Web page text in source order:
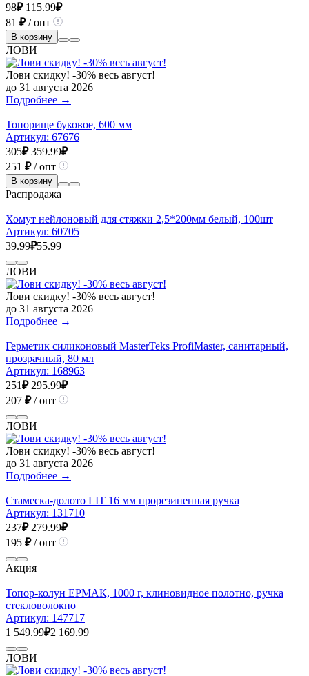
98₽ 115.99₽
81 ₽/ опт
В корзину
ЛОВИ
Лови скидку! -30% весь август!
до 31 августа 2026
Подробнее →
Топорище буковое, 600 мм
Артикул: 67676
305₽ 359.99₽
251 ₽/ опт
В корзину
Распродажа
Хомут нейлоновый для стяжки 2,5*200мм белый, 100шт
Артикул: 60705
39.99₽55.99
ЛОВИ
Лови скидку! -30% весь август!
до 31 августа 2026
Подробнее →
Герметик силиконовый MasterTeks ProfiMaster, санитарный,
прозрачный, 80 мл
Артикул: 168963
251₽ 295.99₽
207 ₽/ опт
ЛОВИ
Лови скидку! -30% весь август!
до 31 августа 2026
Подробнее →
Стамеска-долото LIT 16 мм прорезиненная ручка
Артикул: 131710
237₽ 279.99₽
195 ₽/ опт
Акция
Топор-колун ЕРМАК, 1000 г, клиновидное полотно, ручка
стекловолокно
Артикул: 147717
1 549.99₽2 169.99
ЛОВИ